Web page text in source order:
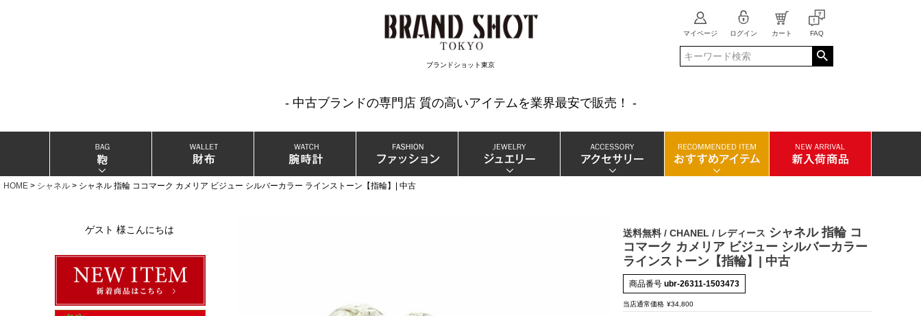
ブランドショット東京
- 中古ブランドの専門店 質の高いアイテムを業界最安で販売！ -
マイページ ログイン カート FAQ
当店厳選ブランドバック
当店厳選ブランドジュエリー
HOME シャネル シャネル 指輪 ココマーク カメリア ビジュー シルバーカラー ラインストーン【指輪】| 中古
ゲスト 様こんにちは 送料無料 / CHANEL / レディース シャネル 指輪 コ
コマーク カメリア ビジュー シルバーカラー
ラインストーン【指輪】| 中古
商品番号 ubr-26311-1503473
当店通常価格 ¥34,800